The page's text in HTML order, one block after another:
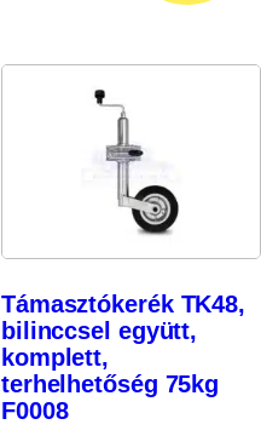
Támasztókerék TK48,
bilinccsel együtt,
komplett,
terhelhetőség 75kg
F0008